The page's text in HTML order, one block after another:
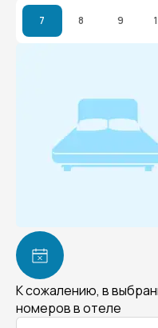
7 8 9
К сожалению, в
номеров в отеле